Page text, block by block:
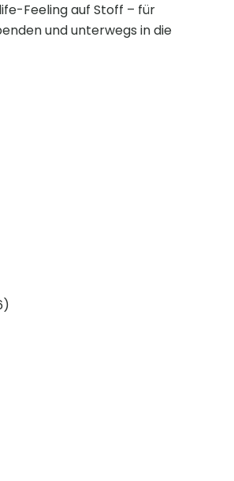
Feeling auf Stoff – für
und unterwegs in die